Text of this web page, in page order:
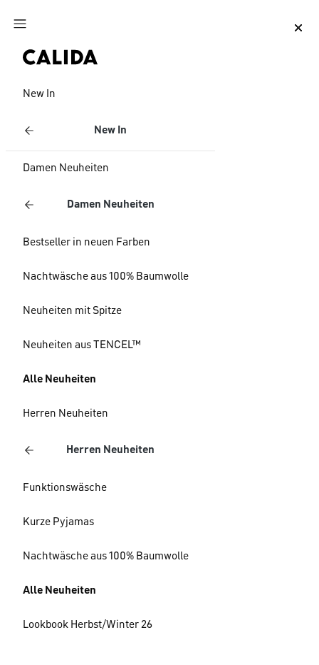
Zum Hauptinhalt springen
New In
New In
Damen Neuheiten
Damen Neuheiten
Bestseller in neuen Farben
Nachtwäsche aus 100% Baumwolle
Neuheiten mit Spitze
Neuheiten aus TENCEL™
Alle Neuheiten
Herren Neuheiten
Herren Neuheiten
Funktionswäsche
Kurze Pyjamas
Nachtwäsche aus 100% Baumwolle
Alle Neuheiten
Lookbook Herbst/Winter 26